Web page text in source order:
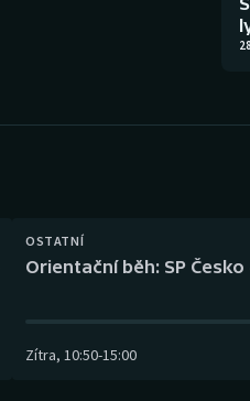
OSTATNÍ
Orientační běh: SP
Zítra, 10:50-15:00